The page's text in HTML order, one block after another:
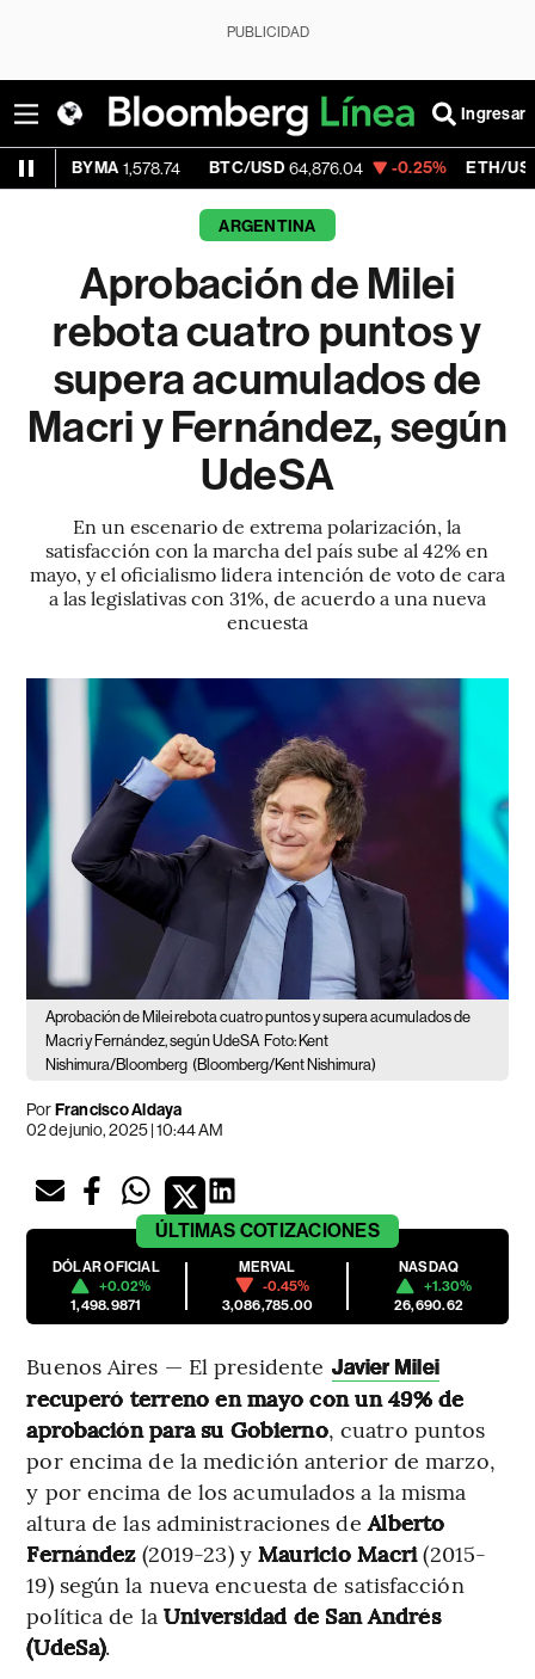
PUBLICIDAD
Ingresar
1,578.74 BTC/USD 64,876.04 -0.25% ETH/USD 1,920.643
ARGENTINA
Aprobación de Milei
rebota cuatro puntos y
supera acumulados de
Macri y Fernández, según
UdeSA
En un escenario de extrema polarización, la
satisfacción con la marcha del país sube al 42% en
mayo, y el oficialismo lidera intención de voto de cara
a las legislativas con 31%, de acuerdo a una nueva
encuesta
Aprobación de Milei rebota cuatro puntos y supera acumulados de
Macri y Fernández, según UdeSA Foto: Kent
Nishimura/Bloomberg (Bloomberg/Kent Nishimura)
PorFrancisco Aldaya
02 de junio, 2025 | 10:44 AM
ÚLTIMAS COTIZACIONES
DÓLAR OFICIAL
+0.02%
1,498.9871
MERVAL
-0.45%
3,086,785.00
NASDAQ
+1.30%
26,690.62
Buenos Aires — El presidente Javier Milei
recuperó terreno en mayo con un 49% de
aprobación para su Gobierno, cuatro puntos
por encima de la medición anterior de marzo,
y por encima de los acumulados a la misma
altura de las administraciones deAlberto
Fernández (2019-23) y Mauricio Macri(2015-
19) según la nueva encuesta de satisfacción
política de la Universidad de San Andrés
(UdeSa).